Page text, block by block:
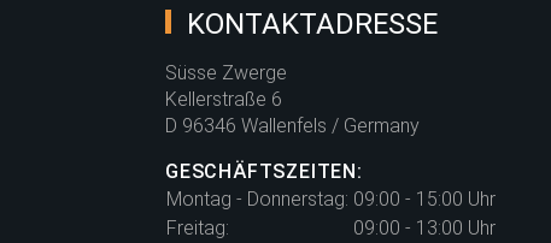
KONTAKTADRESSE
Süsse Zwerge
Kellerstraße 6
D 96346 Wallenfels / Germany
GESCHÄFTSZEITEN:
Montag - Donnerstag: 09:00 - 15:00 Uhr
Freitag:
09:00 - 13:00 Uhr